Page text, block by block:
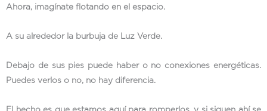
Ahora, imagínate flotando en el espacio.
A su alrededor la burbuja de Luz Verde.
Debajo de sus pies puede haber o no conexiones energéticas.
Puedes verlos o no, no hay diferencia.